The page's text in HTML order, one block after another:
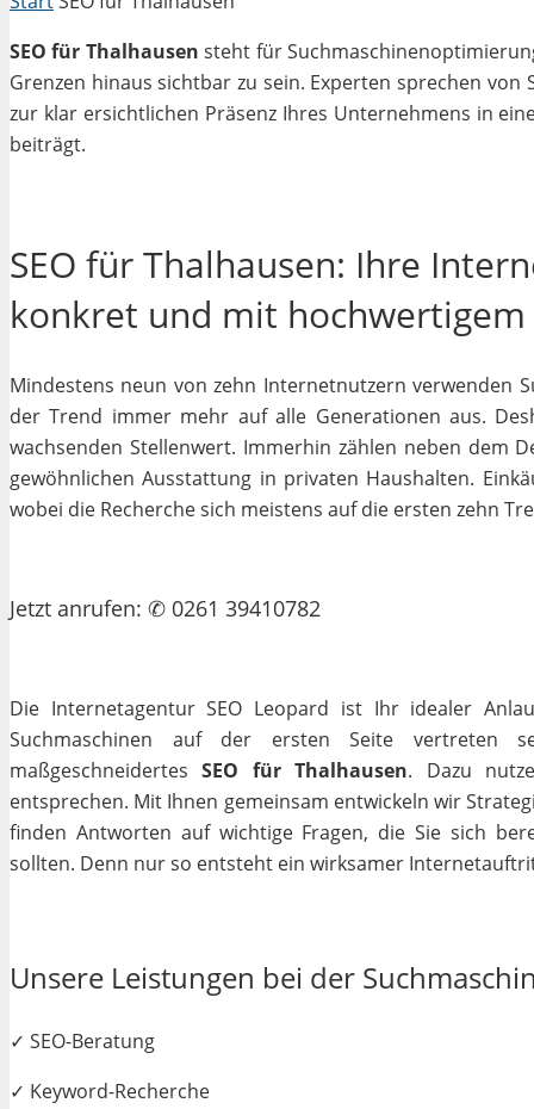
SEO für Thalhausen steht für
Grenzen hinaus sichtbar zu sein. Experten sprechen von
zur klar ersichtlichen Präsenz Ihres Unternehmens in
beiträgt.
SEO für Thalhausen: Ihre
konkret und mit
Mindestens neun von zehn Internetnutzern verwenden
der Trend immer mehr auf alle Generationen aus.
wachsenden Stellenwert. Immerhin zählen neben dem
gewöhnlichen Ausstattung in privaten Haushalten.
wobei die Recherche sich meistens auf die ersten zehn
Jetzt anrufen: ✆ 0261 39410782
Die Internetagentur SEO Leopard ist Ihr idealer
Suchmaschinen auf der ersten Seite vertreten
maßgeschneidertesSEO für Thalhausen. Dazu
entsprechen. Mit Ihnen gemeinsam entwickeln wir
finden Antworten auf wichtige Fragen, die Sie sich
sollten. Denn nur so entsteht ein wirksamer
Unsere Leistungen bei der
✓ SEO-Beratung
✓ Keyword-Recherche